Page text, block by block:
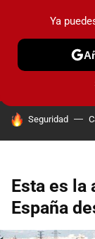
PRUEBAS
HOY SE HABLA
Seguridad
Esta es la
España
Ya